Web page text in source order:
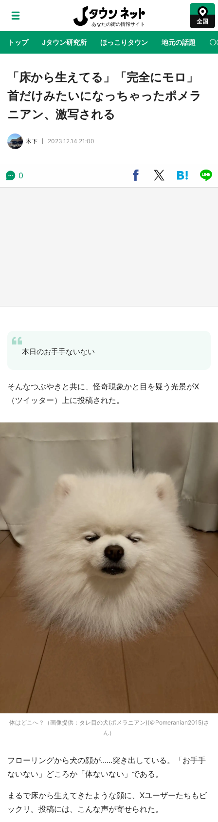
全国
トップ Jタウン研究所 ほっこりタウン 地元の話題 〇
地域×二次元 絶景 あの時はありがとう 物語がはじ
アニメ『はたらく細胞』と神奈川県の3度目コ
ラボ 作品の世界観通じて「小児がん」学べる
「床から生えてる」「完全にモロ」
首だけみたいになっちゃったポメラ
ニアン、激写される
木下 2023.12.14 21:00
0
本日のお手手ないない
そんなつぶやきと共に、怪奇現象かと目を疑う光景がX
（ツイッター）上に投稿された。
体はどこへ？（画像提供：タレ目の犬(ポメラニアン)(＠Pomeranian2015)さ
ん）
フローリングから犬の顔が......突き出している。「お手手
ないない」どころか「体ないない」である。
まるで床から生えてきたような顔に、Xユーザーたちもビ
ックリ。投稿には、こんな声が寄せられた。